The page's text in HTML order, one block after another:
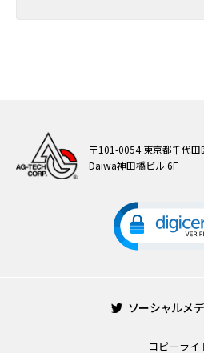
〒101-0054 東京都千代
Daiwa神田橋ビル 6F
ソーシャルメ
コピーライ